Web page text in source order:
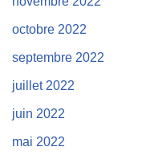
octobre 2022
septembre 2022
juillet 2022
juin 2022
mai 2022